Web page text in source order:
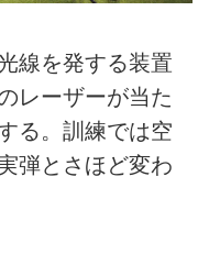
線を発する装置
レーザーが当た
る。訓練では空
弾とさほど変わ